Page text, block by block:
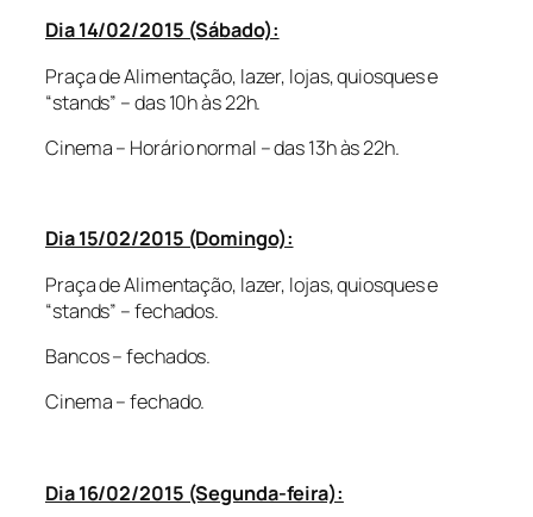
Dia 14/02/2015 (Sábado):
Praça de Alimentação, lazer, lojas, quiosques e
“stands” – das 10h às 22h.
Cinema – Horário normal – das 13h às 22h.
Dia 15/02/2015 (Domingo):
Praça de Alimentação, lazer, lojas, quiosques e
“stands” – fechados.
Bancos – fechados.
Cinema – fechado.
Dia 16/02/2015 (Segunda-feira):